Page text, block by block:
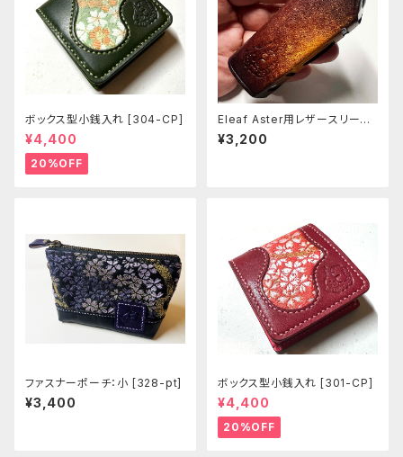
ボックス型小銭入れ [304-CP]
¥4,400
20%OFF
Eleaf Aster用レザースリーブ
[404-as]
¥3,200
ファスナーポーチ：小 [328-pt]
¥3,400
ボックス型小銭入れ [301-CP]
¥4,400
20%OFF